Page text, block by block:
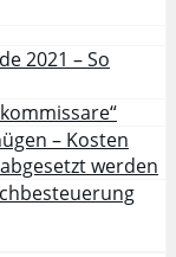
2021 – So
– Kosten
werden